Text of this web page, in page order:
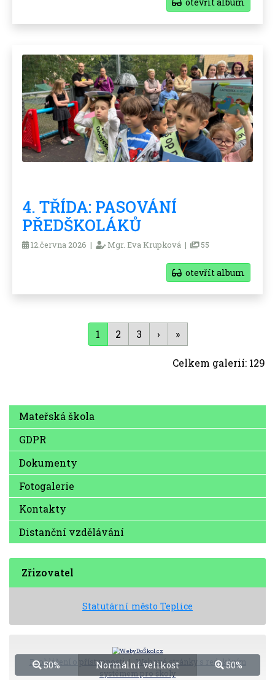
50% Normální velikost 50%
4. TŘÍDA: PASOVÁNÍ
PŘEDŠKOLÁKŮ
12.června 2026 | Mgr. Eva Krupková | 55
otevřít album
1 2 3 › »
Celkem galerií: 129
Mateřská škola
GDPR
Dokumenty
Fotogalerie
Kontakty
Distanční vzdělávání
Zřizovatel
Statutární město Teplice
Prohlášení o přístupnosti| Webové stránky s redakčním
systémem pro školy